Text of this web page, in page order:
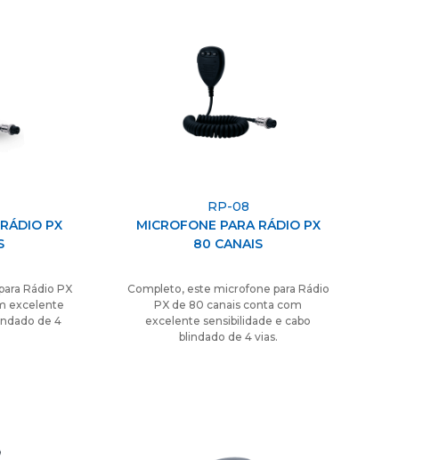
PX
Rádio PX
excelente
de 4
RP-08
MICROFONE PARA RÁDIO PX
80 CANAIS
Completo, este microfone para Rádio
PX de 80 canais conta com
excelente sensibilidade e cabo
blindado de 4 vias.